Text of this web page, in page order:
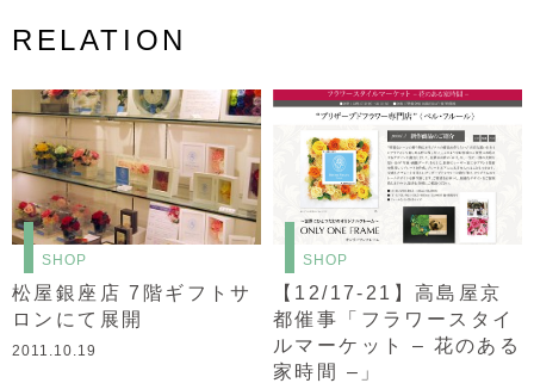
RELATION
SHOP
松屋銀座店 7階ギフトサ
ロンにて展開
2011.10.19
SHOP
【12/17-21】高島屋京
都催事「フラワースタイ
ルマーケット – 花のある
家時間 –」